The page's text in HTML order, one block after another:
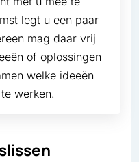
legt u een paar
mag daar vrij
of oplossingen
welke ideeën
werken.